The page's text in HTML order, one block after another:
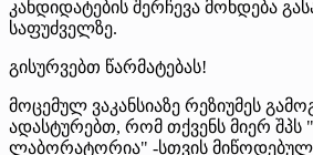
კანდიდატების შერჩევა მოხდება
საფუძველზე.
გისურვებთ წარმატებას!
მოცემულ ვაკანსიაზე რეზიუმეს
ადასტურებთ, რომ თქვენს მიერ შპს "
ლაბორატორია" -სთვის